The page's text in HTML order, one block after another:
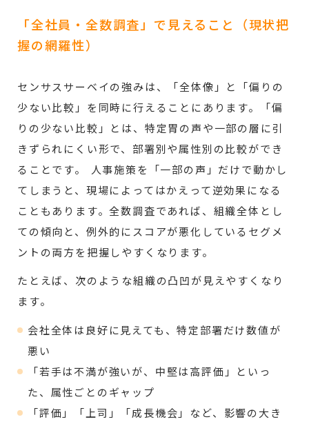
「全社員・全数調査」で見えること（現状把
握の網羅性）
センサスサーベイの強みは、「全体像」と「偏りの
少ない比較」を同時に行えることにあります。「偏
りの少ない比較」とは、特定胃の声や一部の層に引
きずられにくい形で、部署別や属性別の比較ができ
ることです。 人事施策を「一部の声」だけで動かし
てしまうと、現場によってはかえって逆効果になる
こともあります。全数調査であれば、組織全体とし
ての傾向と、例外的にスコアが悪化しているセグメ
ントの両方を把握しやすくなります。
たとえば、次のような組織の凸凹が見えやすくなり
ます。
会社全体は良好に見えても、特定部署だけ数値が
悪い
「若手は不満が強いが、中堅は高評価」といっ
た、属性ごとのギャップ
「評価」「上司」「成長機会」など、影響の大き